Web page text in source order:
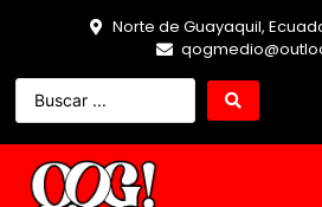
Norte de Guayaquil,